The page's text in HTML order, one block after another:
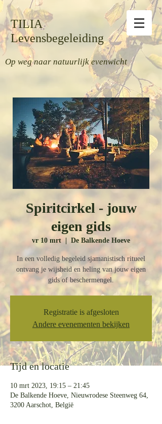
TILIA
Levensbegeleiding
Op weg naar natuurlijk evenwicht
Spiritcirkel - jouw
eigen gids
vr 10 mrt
  |
De Balkende Hoeve
In een volledig begeleid sjamanistisch ritueel
ontvang je wijsheid en heling van jouw eigen
gids of beschermengel.
Registratie is afgesloten
Andere evenementen bekijken
Tijd en locatie
10 mrt 2023, 19:15 – 21:45
De Balkende Hoeve, Nieuwrodese Steenweg 64,
3200 Aarschot, België